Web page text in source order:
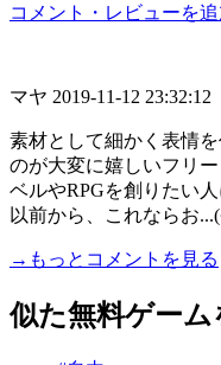
コメント・レビューを
マヤ 2019-11-12 23:32:12
素材として細かく表情
のが大変に嬉しいフリ
ベルやRPGを創りたい
以前から、これならお
→もっとコメントを見る
似た無料ゲーム